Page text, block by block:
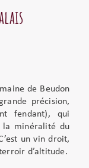
de Beudon
précision,
fendant), qui
minéralité du
un vin droit,
d’altitude.